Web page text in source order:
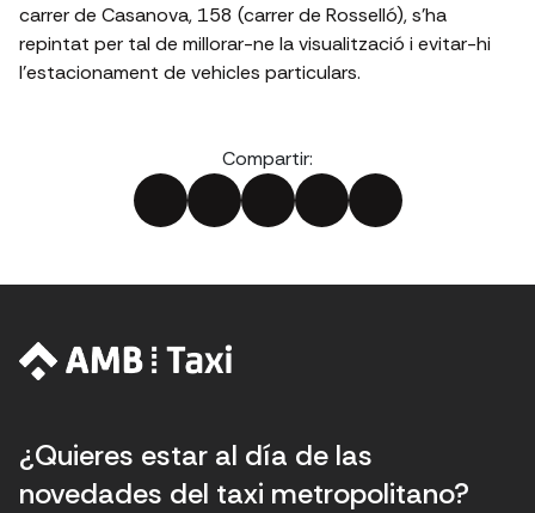
carrer de Casanova, 158 (carrer de Rosselló), s'ha
repintat per tal de millorar-ne la visualització i evitar-hi
l'estacionament de vehicles particulars.
Compartir:
¿Quieres estar al día de las
novedades del taxi metropolitano?